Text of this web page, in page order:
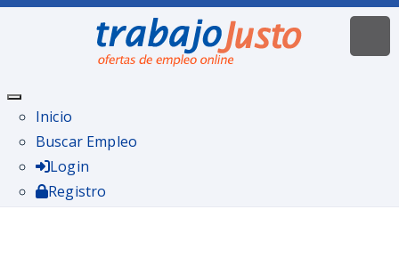
Inicio
Buscar Empleo
Login
Registro